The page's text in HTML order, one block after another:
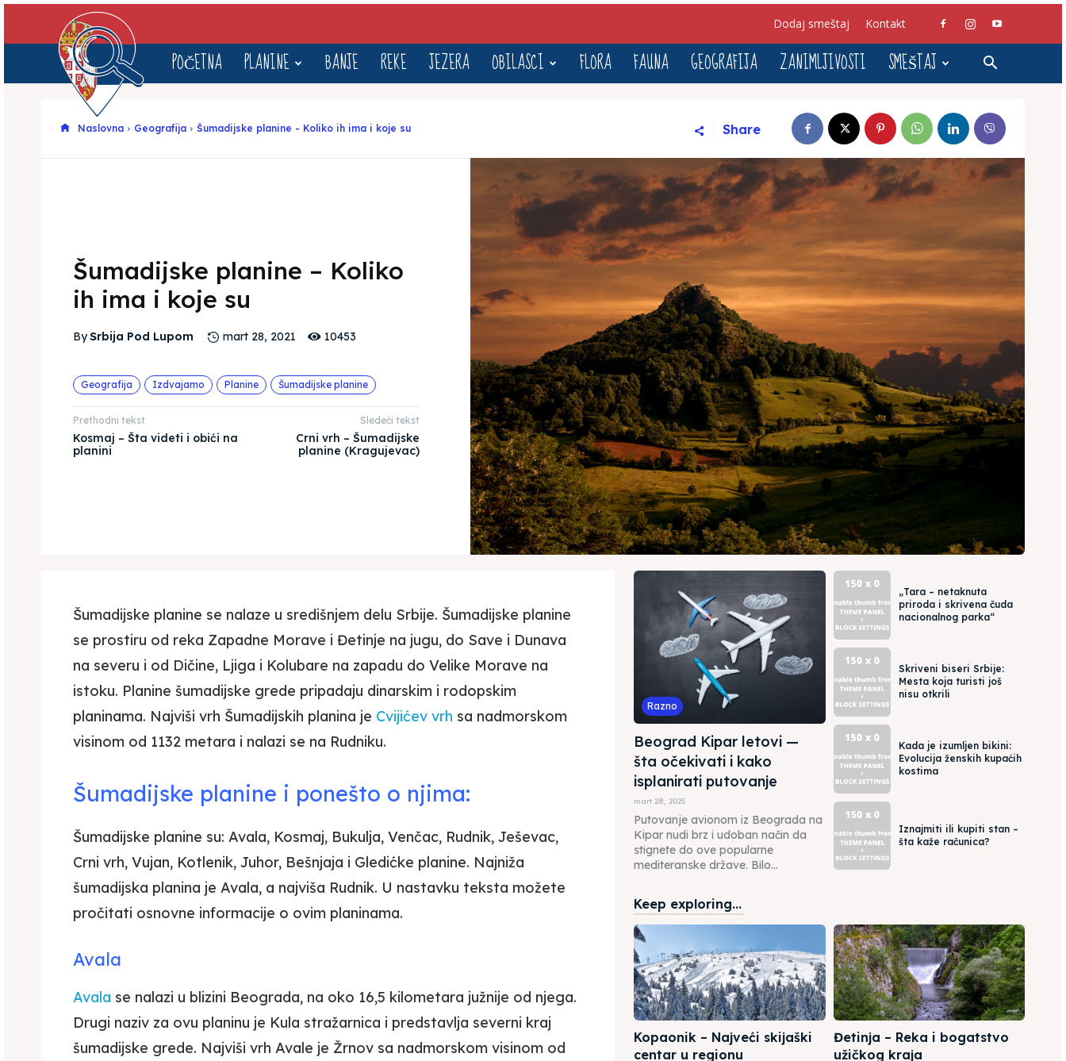
Dodaj smeštaj Kontakt
pod
Lupom
POČETNA PLANINE BANJE REKE JEZERA OBILASCI FLORA FAUNA GEOGRAFIJA ZANIMLJIVOSTI SMEŠTAJ
Naslovna Geografija Šumadijske planine - Koliko ih ima i koje su Share
Šumadijske planine – Koliko
ih ima i koje su
BySrbija Pod Lupom mart 28, 2021 10453
Geografija Izdvajamo Planine Šumadijske planine
Prethodni tekst
Kosmaj – Šta videti i obići na
planini
Sledeći tekst
Crni vrh – Šumadijske
planine (Kragujevac)
Šumadijske planine se nalaze u središnjem delu Srbije. Šumadijske planine
se prostiru od reka Zapadne Morave i Đetinje na jugu, do Save i Dunava
na severu i od Dičine, Ljiga i Kolubare na zapadu do Velike Morave na
istoku. Planine šumadijske grede pripadaju dinarskim i rodopskim
planinama. Najviši vrh Šumadijskih planina je Cvijićev vrh sa nadmorskom
visinom od 1132 metara i nalazi se na Rudniku.
Šumadijske planine i ponešto o njima:
Šumadijske planine su: Avala, Kosmaj, Bukulja, Venčac, Rudnik, Ješevac,
Crni vrh, Vujan, Kotlenik, Juhor, Bešnjaja i Gledićke planine. Najniža
šumadijska planina je Avala, a najviša Rudnik. U nastavku teksta možete
pročitati osnovne informacije o ovim planinama.
Avala
Avala se nalazi u blizini Beograda, na oko 16,5 kilometara južnije od njega.
Drugi naziv za ovu planinu je Kula stražarnica i predstavlja severni kraj
šumadijske grede. Najviši vrh Avale je Žrnov sa nadmorskom visinom od
Razno
Beograd Kipar letovi —
šta očekivati i kako
isplanirati putovanje
mart 28, 2025
Putovanje avionom iz Beograda na
Kipar nudi brz i udoban način da
stignete do ove popularne
mediteranske države. Bilo...
„Tara – netaknuta
priroda i skrivena čuda
nacionalnog parka“
Skriveni biseri Srbije:
Mesta koja turisti još
nisu otkrili
Kada je izumljen bikini:
Evolucija ženskih kupaćih
kostima
Iznajmiti ili kupiti stan –
šta kaže računica?
Keep exploring...
Kopaonik – Najveći skijaški
centar u regionu
Đetinja – Reka i bogatstvo
užičkog kraja